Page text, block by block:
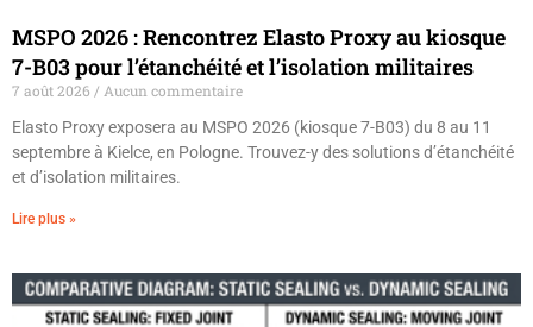
MSPO 2026 : Rencontrez Elasto Proxy au kiosque
7-B03 pour l’étanchéité et l’isolation militaires
7 août 2026
Aucun commentaire
Elasto Proxy exposera au MSPO 2026 (kiosque 7-B03) du 8 au 11
septembre à Kielce, en Pologne. Trouvez-y des solutions d’étanchéité
et d’isolation militaires.
Lire plus »